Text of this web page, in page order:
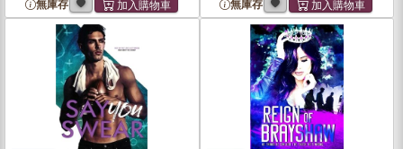
無庫存 無庫存